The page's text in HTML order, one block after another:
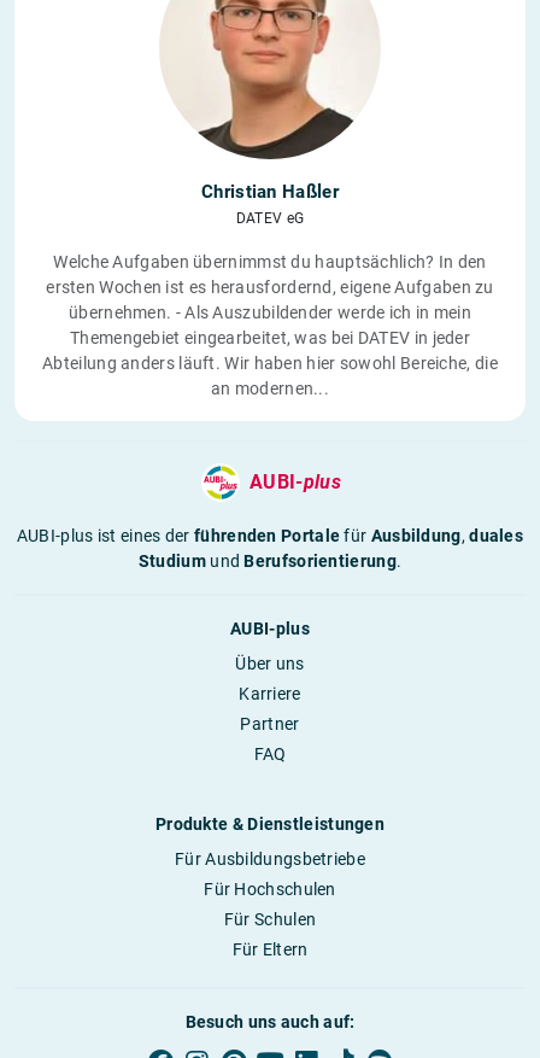
Christian Haßler
DATEV eG
Welche Aufgaben übernimmst du hauptsächlich? In den
ersten Wochen ist es herausfordernd, eigene Aufgaben zu
übernehmen. - Als Auszubildender werde ich in mein
Themengebiet eingearbeitet, was bei DATEV in jeder
Abteilung anders läuft. Wir haben hier sowohl Bereiche, die
an modernen...
AUBI-plus
AUBI-plus ist eines derführenden Portalefür Ausbildung,duales
StudiumundBerufsorientierung.
AUBI-plus
Über uns
Karriere
Partner
FAQ
Produkte & Dienstleistungen
Für Ausbildungsbetriebe
Für Hochschulen
Für Schulen
Für Eltern
Besuch uns auch auf: